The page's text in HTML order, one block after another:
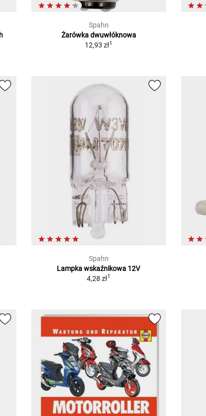
Spahn
Żarówka dwuwłóknowa
12,93 zł1
Spahn
Lampka wskaźnikowa 12V
4,28 zł1